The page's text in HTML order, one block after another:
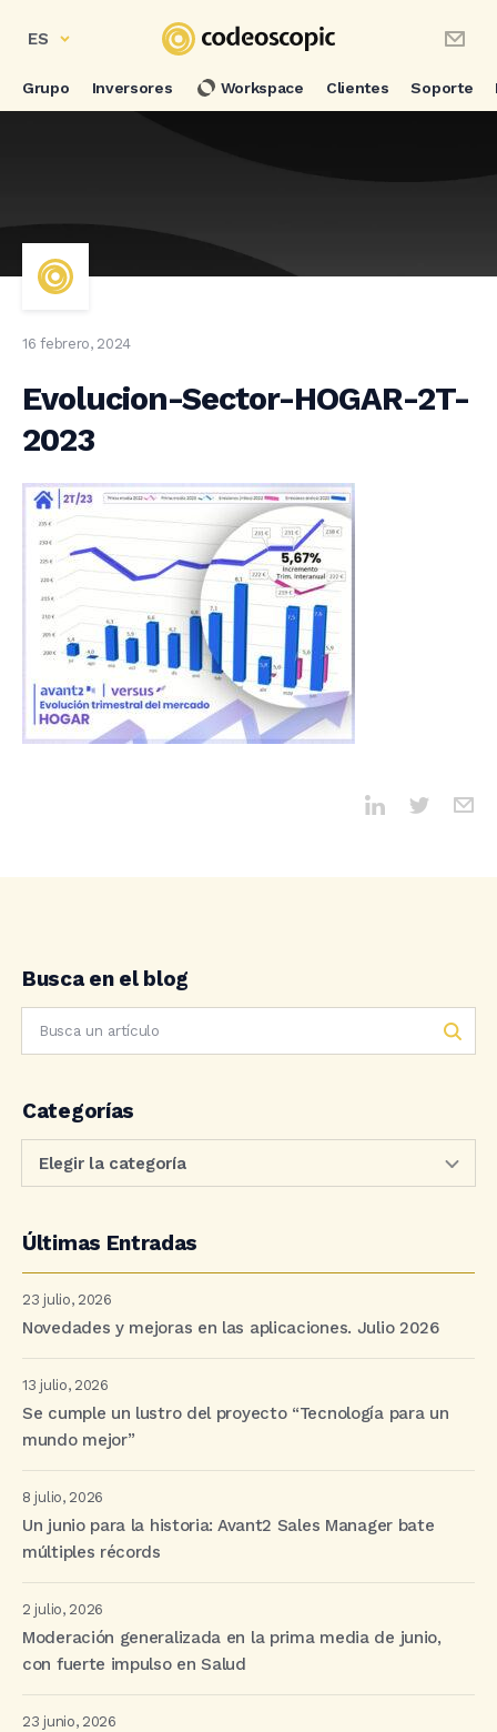
ES
Grupo Inversores Workspace Clientes Soporte
16 febrero, 2024
Evolucion-Sector-HOGAR-2T-
2023
Busca en el blog
Categorías
Últimas Entradas
23 julio, 2026
Novedades y mejoras en las aplicaciones. Julio 2026
13 julio, 2026
Se cumple un lustro del proyecto “Tecnología para un
mundo mejor”
8 julio, 2026
Un junio para la historia: Avant2 Sales Manager bate
múltiples récords
2 julio, 2026
Moderación generalizada en la prima media de junio,
con fuerte impulso en Salud
23 junio, 2026